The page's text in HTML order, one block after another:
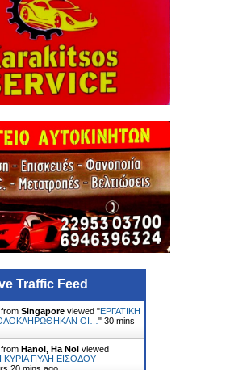
Traffic Feed
Singapore viewed "ΕΡΓΑΤΙΚΗ
ΟΙ… " 30 mins
Hanoi, Ha Noi viewed
ΠΥΛΗ ΕΙΣΟΔΟΥ